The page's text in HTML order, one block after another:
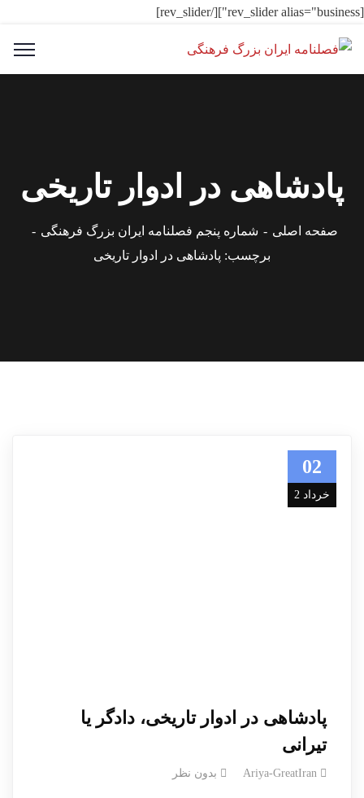
[rev_slider alias="business"][/rev_slider]
پادشاهی در ادوار تاریخی
صفحه اصلی
شماره پنجم فصلنامه ایران بزرگ فرهنگی
برچسب: پادشاهی در ادوار تاریخی
02
خرداد 2
پادشاهی در ادوار تاریخی، دادگر یا
تیرانی
Ariya-GreatIran بدون نظر